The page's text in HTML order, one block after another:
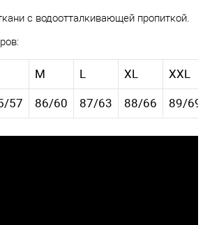
с водоотталкивающей пропиткой.
M L XL XXL
57 86/60 87/63 88/66 89/69